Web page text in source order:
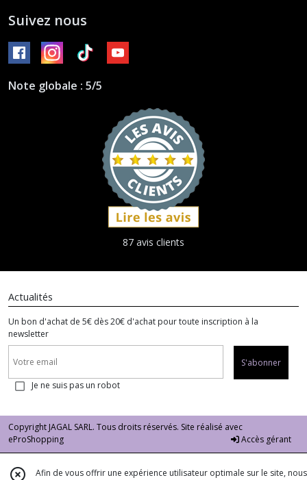
Suivez nous
Note globale : 5/5
87 avis clients
Actualités
Un bon d'achat de 5€ dès 20€ d'achat pour toute inscription à la
newsletter
S'abonner
Je ne suis pas un robot
Copyright JAGAL SARL. Tous droits réservés. Site réalisé avec
eProShopping
Accès gérant
Afin de vous offrir une expérience utilisateur optimale sur le site, nous